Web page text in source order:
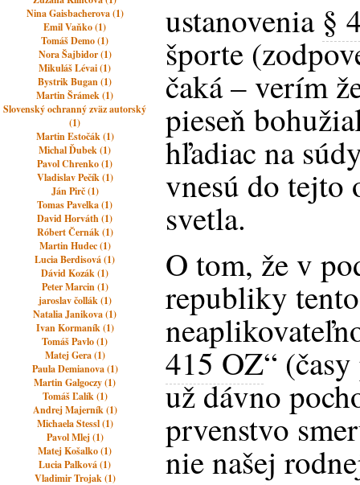
Nina Gaisbacherova (1)
Emil Vaňko (1)
Tomáš Demo (1)
Nora Šajbidor (1)
Mikuláš Lévai (1)
Bystrik Bugan (1)
Martin Šrámek (1)
Slovenský ochranný zväz autorský
(1)
Martin Estočák (1)
Michal Ďubek (1)
Pavol Chrenko (1)
Vladislav Pečík (1)
Ján Pirč (1)
Tomas Pavelka (1)
David Horváth (1)
Róbert Černák (1)
Martin Hudec (1)
Lucia Berdisová (1)
Dávid Kozák (1)
Peter Marcin (1)
jaroslav čollák (1)
Natalia Janikova (1)
Ivan Kormaník (1)
Tomáš Pavlo (1)
Matej Gera (1)
Paula Demianova (1)
Martin Galgoczy (1)
Tomáš Ľalík (1)
Andrej Majerník (1)
Michaela Stessl (1)
Pavol Mlej (1)
Matej Košalko (1)
Lucia Palková (1)
Vladimir Trojak (1)
ustanovenia §
športe
čaká – verím
pieseň
hľadiac na
vnesú do tejto
svetla.
O tom, že v
republiky
415 OZ“
už dávno
prvenstvo
nie našej